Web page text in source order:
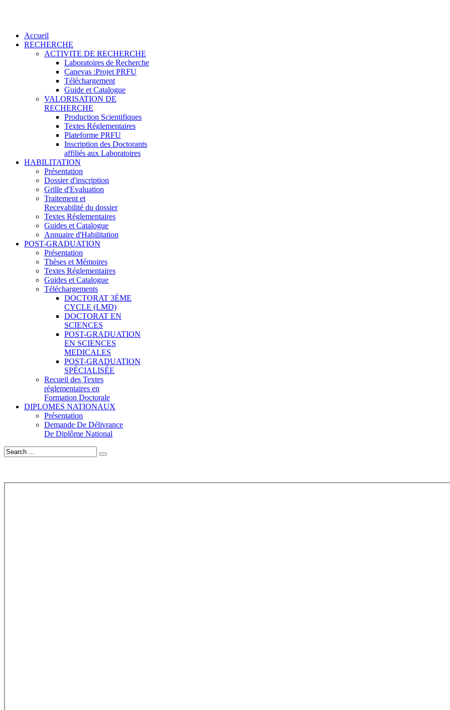
Accueil
RECHERCHE
ACTIVITE DE RECHERCHE
Laboratoires de Recherche
Canevas :Projet PRFU
Téléchargement
Guide et Catalogue
VALORISATION DE
RECHERCHE
Production Scientifiques
Textes Réglementaires
Plateforme PRFU
Inscription des Doctorants
affiliés aux Laboratoires
HABILITATION
Présentation
Dossier d'inscription
Grille d'Evaluation
Traitement et
Recevabilité du dossier
Textes Réglementaires
Guides et Catalogue
Annuaire d'Habilitation
POST-GRADUATION
Présentation
Thèses et Mémoires
Textes Réglementaires
Guides et Catalogue
Téléchargements
DOCTORAT 3ÈME
CYCLE (LMD)
DOCTORAT EN
SCIENCES
POST-GRADUATION
EN SCIENCES
MEDICALES
POST-GRADUATION
SPÉCIALISÉE
Recueil des Textes
réglementaires en
Formation Doctorale
DIPLOMES NATIONAUX
Présentation
Demande De Délivrance
De Diplôme National